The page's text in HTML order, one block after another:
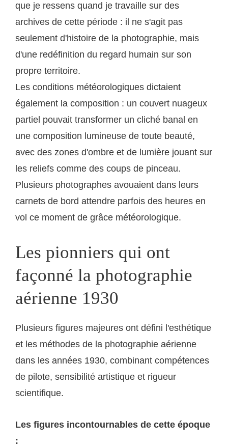
que je ressens quand je travaille sur des
archives de cette période : il ne s'agit pas
seulement d'histoire de la photographie, mais
d'une redéfinition du regard humain sur son
propre territoire.
Les conditions météorologiques dictaient
également la composition : un couvert nuageux
partiel pouvait transformer un cliché banal en
une composition lumineuse de toute beauté,
avec des zones d'ombre et de lumière jouant sur
les reliefs comme des coups de pinceau.
Plusieurs photographes avouaient dans leurs
carnets de bord attendre parfois des heures en
vol ce moment de grâce météorologique.
Les pionniers qui ont
façonné la photographie
aérienne 1930
Plusieurs figures majeures ont défini l'esthétique
et les méthodes de la photographie aérienne
dans les années 1930, combinant compétences
de pilote, sensibilité artistique et rigueur
scientifique.
Les figures incontournables de cette époque
: